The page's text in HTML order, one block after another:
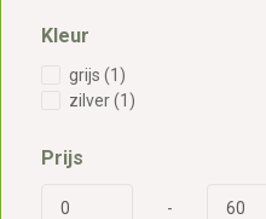
Kleur
grijs (1)
zilver(1)
Prijs
-